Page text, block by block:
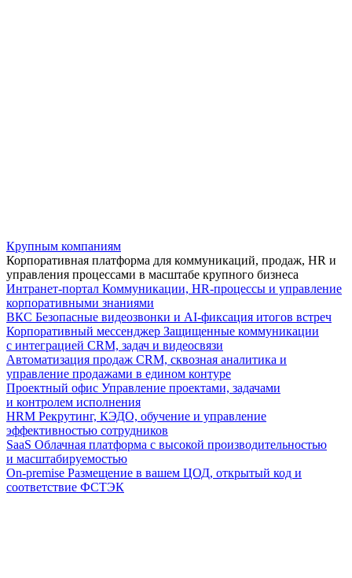
Крупным компаниям
Корпоративная платформа для коммуникаций, продаж, HR и
управления процессами в масштабе крупного бизнеса
Интранет-портал Коммуникации, HR-процессы и управление
корпоративными знаниями
ВКС Безопасные видеозвонки и AI-фиксация итогов встреч
Корпоративный мессенджер Защищенные коммуникации
с интеграцией CRM, задач и видеосвязи
Автоматизация продаж CRM, сквозная аналитика и
управление продажами в едином контуре
Проектный офис Управление проектами, задачами
и контролем исполнения
HRM Рекрутинг, КЭДО, обучение и управление
эффективностью сотрудников
SaaS Облачная платформа с высокой производительностью
и масштабируемостью
On-premise Размещение в вашем ЦОД, открытый код и
соответствие ФСТЭК